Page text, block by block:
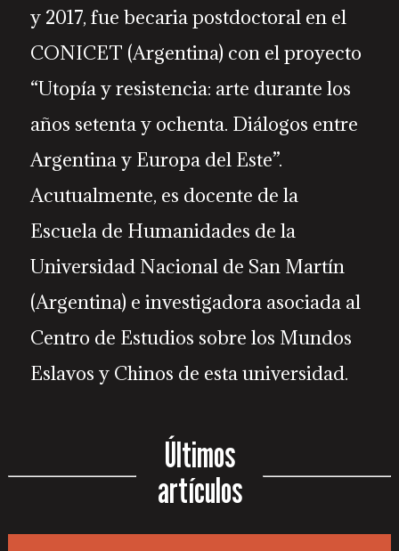
y 2017, fue becaria postdoctoral en el
CONICET (Argentina) con el proyecto
“Utopía y resistencia: arte durante los
años setenta y ochenta. Diálogos entre
Argentina y Europa del Este”.
Acutualmente, es docente de la
Escuela de Humanidades de la
Universidad Nacional de San Martín
(Argentina) e investigadora asociada al
Centro de Estudios sobre los Mundos
Eslavos y Chinos de esta universidad.
Últimos
artículos